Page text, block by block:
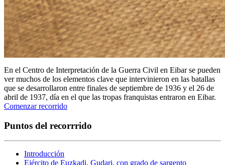
En el Centro de Interpretación de la Guerra Civil en Eibar se pueden
ver muchos de los elementos clave que intervinieron en las batallas
que se desarrollaron entre finales de septiembre de 1936 y el 26 de
abril de 1937, día en el que las tropas franquistas entraron en Eibar.
Comenzar recorrido
Puntos del recorrrido
Introducción
Ejército de Euzkadi. Gudari, con grado de sargento